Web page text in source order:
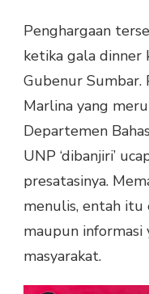
Penghargaan
ketika gala dinner
Gubenur Sumbar.
Marlina yang
Departemen
UNP ‘dibanjiri’
presatasinya.
menulis, entah itu
maupun informasi
masyarakat.